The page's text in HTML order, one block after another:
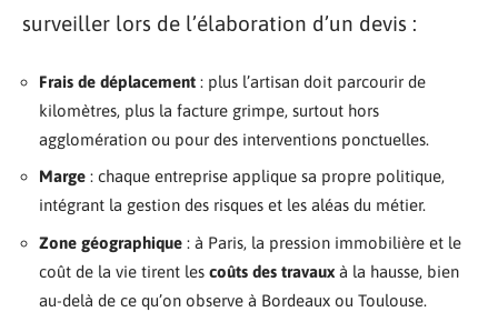
surveiller lors de l’élaboration d’un devis :
Frais de déplacement : plus l’artisan doit parcourir de
kilomètres, plus la facture grimpe, surtout hors
agglomération ou pour des interventions ponctuelles.
Marge : chaque entreprise applique sa propre politique,
intégrant la gestion des risques et les aléas du métier.
Zone géographique : à Paris, la pression immobilière et le
coût de la vie tirent les coûts des travaux à la hausse, bien
au-delà de ce qu’on observe à Bordeaux ou Toulouse.